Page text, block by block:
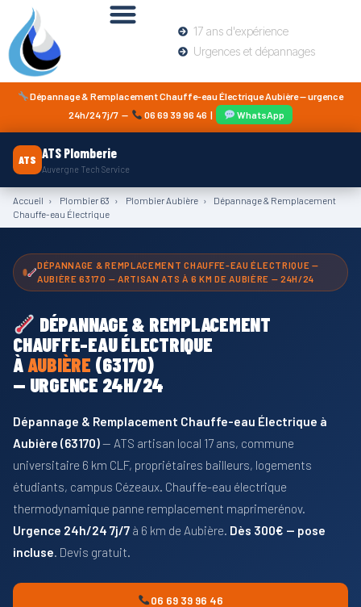
17 ans d'expérience
Urgences et dépannages
Dépannage & Remplacement Chauffe-eau Électrique Aubière — urgence
24h/24 7j/7 —
06 69 39 96 46 | WhatsApp
ATS ATS Plomberie
Auvergne Tech Service
Accueil › Plombier 63 › Plombier Aubière ›
Dépannage & Remplacement
Chauffe-eau Électrique
DÉPANNAGE & REMPLACEMENT CHAUFFE-EAU ÉLECTRIQUE —
AUBIÈRE 63170 — ARTISAN ATS À 6 KM DE AUBIÈRE — 24H/24
DÉPANNAGE & REMPLACEMENT
CHAUFFE-EAU ÉLECTRIQUE
À AUBIÈRE (63170)
— URGENCE 24H/24
Dépannage & Remplacement Chauffe-eau Électrique à
Aubière (63170)— ATS artisan local 17 ans, commune
universitaire 6 km CLF, propriétaires bailleurs, logements
étudiants, campus Cézeaux. Chauffe-eau électrique
thermodynamique panne remplacement maprimerénov.
Urgence 24h/24 7j/7 à 6 km de Aubière. Dès 300€ — pose
incluse. Devis gratuit.
06 69 39 96 46